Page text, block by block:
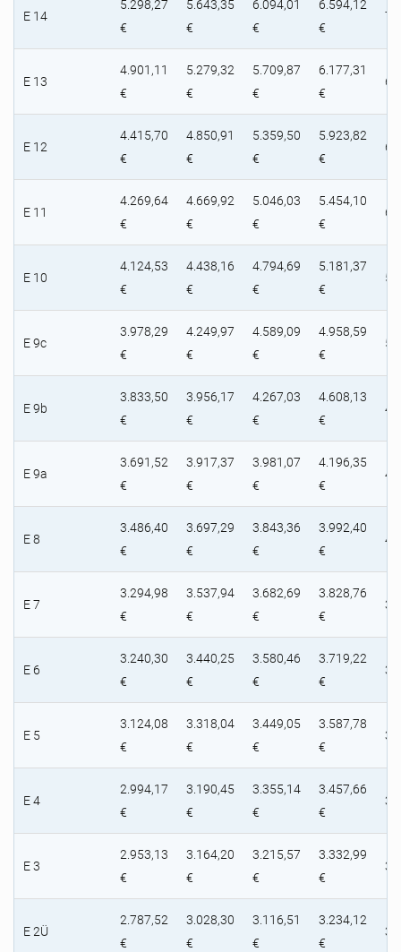
E 14
5.298,27
€
5.643,35
€
6.094,01
€
6.594,12
€
E 13
4.901,11
€
5.279,32
€
5.709,87
€
6.177,31
€
E 12
4.415,70
€
4.850,91
€
5.359,50
€
5.923,82
€
E 11
4.269,64
€
4.669,92
€
5.046,03
€
5.454,10
€
E 10
4.124,53
€
4.438,16
€
4.794,69
€
5.181,37
€
E 9c
3.978,29
€
4.249,97
€
4.589,09
€
4.958,59
€
E 9b
3.833,50
€
3.956,17
€
4.267,03
€
4.608,13
€
E 9a
3.691,52
€
3.917,37
€
3.981,07
€
4.196,35
€
E 8
3.486,40
€
3.697,29
€
3.843,36
€
3.992,40
€
E 7
3.294,98
€
3.537,94
€
3.682,69
€
3.828,76
€
E 6
3.240,30
€
3.440,25
€
3.580,46
€
3.719,22
€
E 5
3.124,08
€
3.318,04
€
3.449,05
€
3.587,78
€
E 4
2.994,17
€
3.190,45
€
3.355,14
€
3.457,66
€
E 3
2.953,13
€
3.164,20
€
3.215,57
€
3.332,99
€
E 2Ü
2.787,52
€
3.028,30
€
3.116,51
€
3.234,12
€